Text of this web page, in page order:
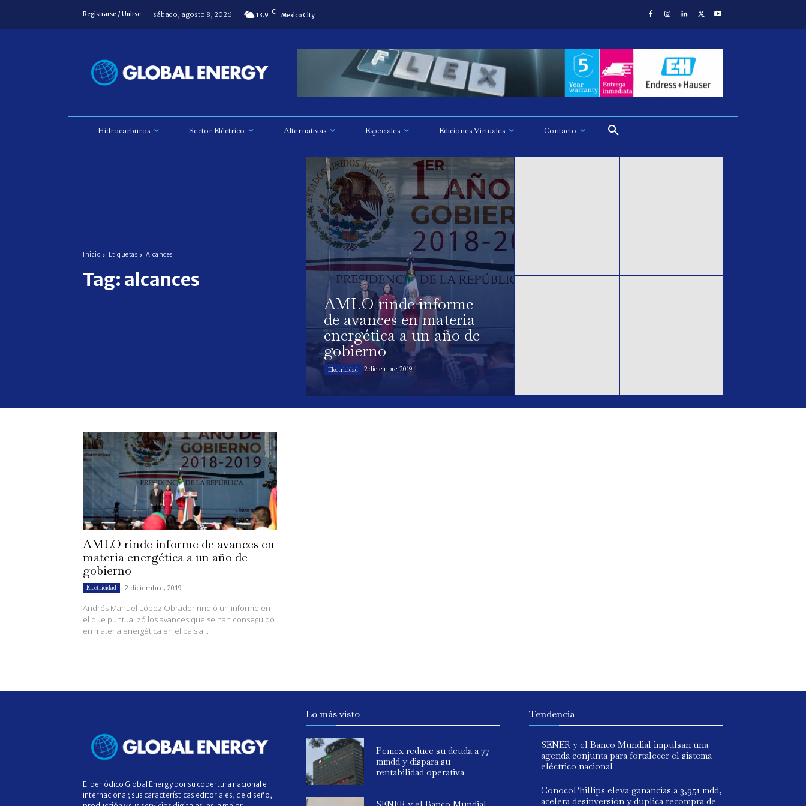
Registrarse / Unirse sábado, agosto 8, 2026 13.9 C Mexico City
Hidrocarburos Sector Eléctrico Alternativas Especiales Ediciones Virtuales Contacto
Inicio Etiquetas Alcances
Tag: alcances
AMLO rinde informe
de avances en materia
energética a un año de
gobierno
Electricidad 2 diciembre, 2019
AMLO rinde informe de avances en
materia energética a un año de
gobierno
Electricidad 2 diciembre, 2019
Andrés Manuel López Obrador rindió un informe en
el que puntualizó los avances que se han conseguido
en materia energética en el país a...
El periódico Global Energy por su cobertura nacional e
internacional; sus características editoriales, de diseño,
Lo más visto
Pemex reduce su deuda a 77
mmdd y dispara su
rentabilidad operativa
Tendencia
SENER y el Banco Mundial impulsan una
agenda conjunta para fortalecer el sistema
eléctrico nacional
ConocoPhillips eleva ganancias a 3,951 mdd,
acelera desinversión y duplica recompra de